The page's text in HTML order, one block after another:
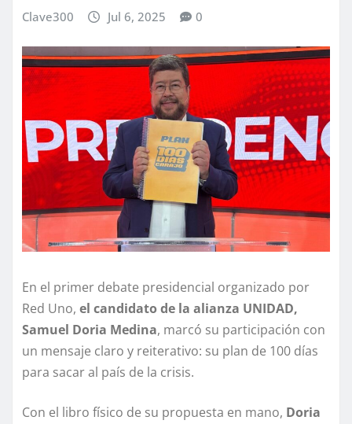
Clave300 Jul 6, 2025 0
En el primer debate presidencial organizado por
Red Uno, el candidato de la alianza UNIDAD,
Samuel Doria Medina, marcó su participación con
un mensaje claro y reiterativo: su plan de 100 días
para sacar al país de la crisis.
Con el libro físico de su propuesta en mano, Doria